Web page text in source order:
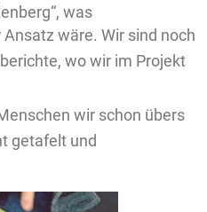
was
wäre. Wir sind noch
wo wir im Projekt
wir schon übers
getafelt und